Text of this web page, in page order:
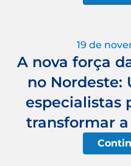
19 de
A nova força
no Nordeste:
especialistas
transformar